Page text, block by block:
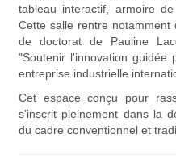
tableau interactif, armoire de
Cette salle rentre
de doctorat de Pauline
"Soutenir l'innovation guidée
entreprise industrielle
Cet espace conçu pour
s’inscrit pleinement dans la
du cadre conventionnel et